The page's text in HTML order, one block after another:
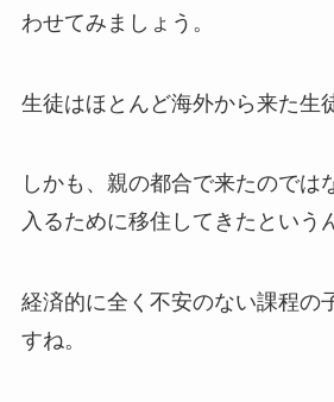
わせてみましょう。
生徒はほとんど海外から来た生
しかも、親の都合で来たのでは
入るために移住してきたという
経済的に全く不安のない課程の
すね。